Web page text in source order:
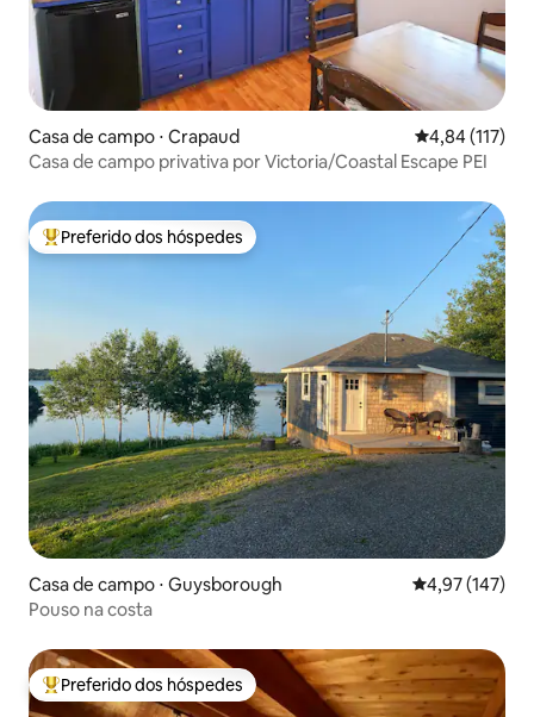
Casa de campo ⋅ Crapaud 4,84 de uma
4,84 (117)
Casa de campo privativa por Victoria/Coastal Escape PEI
Entre os melhores preferidos dos hóspedes
Preferido dos hóspedes
Casa de campo ⋅ Guysborough 4,97 de uma
4,97 (147)
Pouso na costa
Entre os melhores preferidos dos hóspedes
Preferido dos hóspedes